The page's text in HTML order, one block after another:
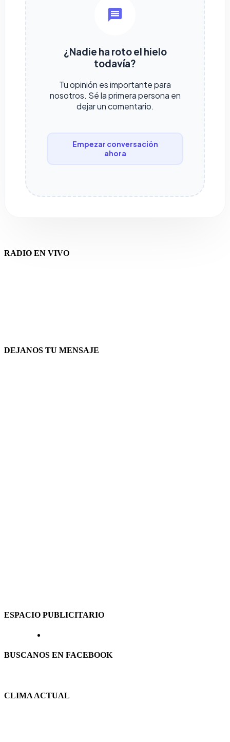
¿Nadie ha roto el hielo
todavía?
Tu opinión es importante para
nosotros. Sé la primera persona en
dejar un comentario.
Empezar conversación
ahora
RADIO EN VIVO
DEJANOS TU MENSAJE
ESPACIO PUBLICITARIO
BUSCANOS EN FACEBOOK
CLIMA ACTUAL